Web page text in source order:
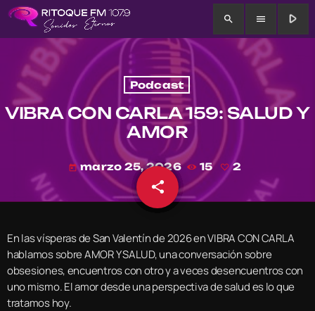
search menu play_arrow
Podcast
VIBRA CON CARLA 159: SALUD Y
AMOR
today marzo 25, 2026 15 2
share
email
En las vísperas de San Valentín de 2026 en VIBRA CON CARLA
hablamos sobre AMOR Y SALUD, una conversación sobre
obsesiones, encuentros con otro y a veces desencuentros con
uno mismo. El amor desde una perspectiva de salud es lo que
tratamos hoy.